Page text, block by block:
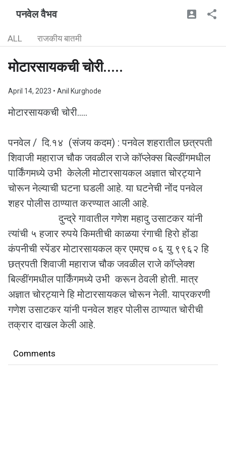
पनवेल वैभव
ALL राजकीय बातमी
मोटारसायकची चोरी.....
April 14, 2023 • Anil Kurghode
मोटारसायकची चोरी.....
पनवेल / दि.१४ (संजय कदम) : पनवेल शहरातील छत्रपती
शिवाजी महाराज चौक जवळील राजे कॉप्लेक्स बिल्डींगमधील
पार्किंगमध्ये उभी केलेली मोटारसायकल अज्ञात चोरट्याने
चोरून नेल्याची घटना घडली आहे. या घटनेची नोंद पनवेल
शहर पोलीस ठाण्यात करण्यात आली आहे.
दुन्द्रे गावातील गणेश महादु उसाटकर यांनी
त्यांची ५ हजार रुपये किमतीची काळया रंगाची हिरो होंडा
कंपनीची स्पेंडर मोटारसायकल क्र एमएच ०६ यु ९९६२ हि
छत्रपती शिवाजी महाराज चौक जवळील राजे कॉप्लेक्श
बिल्डींगमधील पार्किंगमध्ये उभी करून ठेवली होती. मात्र
अज्ञात चोरट्याने हि मोटारसायकल चोरून नेली. याप्रकरणी
गणेश उसाटकर यांनी पनवेल शहर पोलीस ठाण्यात चोरीची
तक्रार दाखल केली आहे.
Comments